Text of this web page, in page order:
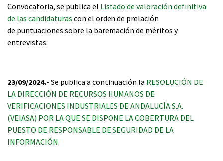
Convocatoria, se publica el Listado de valoración definitiva
de las candidaturas con el orden de prelación
de puntuaciones sobre la baremación de méritos y
entrevistas.
23/09/2024.- Se publica a continuación la RESOLUCIÓN DE
LA DIRECCIÓN DE RECURSOS HUMANOS DE
VERIFICACIONES INDUSTRIALES DE ANDALUCÍA S.A.
(VEIASA) POR LA QUE SE DISPONE LA COBERTURA DEL
PUESTO DE RESPONSABLE DE SEGURIDAD DE LA
INFORMACIÓN.